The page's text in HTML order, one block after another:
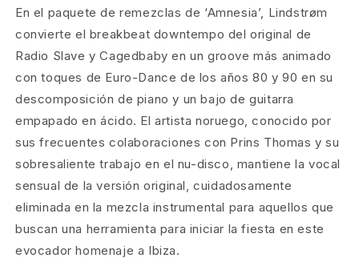
En el paquete de remezclas de ‘Amnesia’, Lindstrøm
convierte el breakbeat downtempo del original de
Radio Slave y Cagedbaby en un groove más animado
con toques de Euro-Dance de los años 80 y 90 en su
descomposición de piano y un bajo de guitarra
empapado en ácido. El artista noruego, conocido por
sus frecuentes colaboraciones con Prins Thomas y su
sobresaliente trabajo en el nu-disco, mantiene la vocal
sensual de la versión original, cuidadosamente
eliminada en la mezcla instrumental para aquellos que
buscan una herramienta para iniciar la fiesta en este
evocador homenaje a Ibiza.